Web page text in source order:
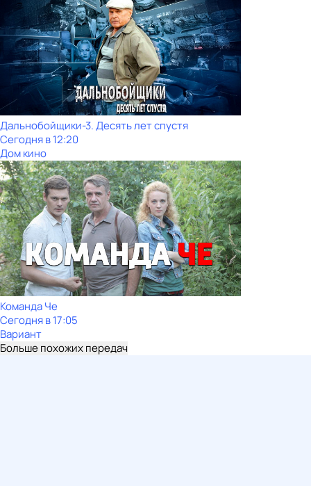
Дальнобойщики-3. Десять лет спустя
Сегодня в 12:20
Дом кино
Команда Че
Сегодня в 17:05
Вариант
Больше похожих передач